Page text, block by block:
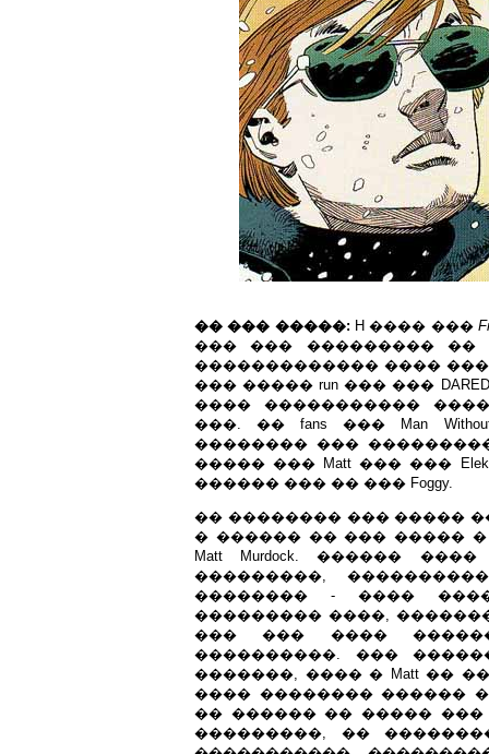
�� ��� �����: H ���� ���
��� ��� ��������� ��
������������� ����
��� ����� run ��� ���
���� �����������
���. �� fans ��� Man
�������� ���
����� ��� Matt ��� ���
������ ��� �� ��� Foggy.
�� �������� ��� �����
� ������ �� ��� �����
Matt Murdock. ������
���������,
�������� - ����
��������� ����,
��� ��� ����
����������. ���
�������, ���� � Matt ��
���� �������� ������
�� ������ �� �����
���������, ��